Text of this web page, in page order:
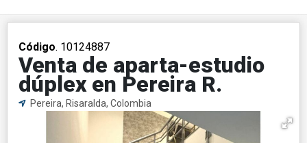
Código. 10124887
Venta de aparta-estudio
dúplex en Pereira R.
Pereira, Risaralda, Colombia